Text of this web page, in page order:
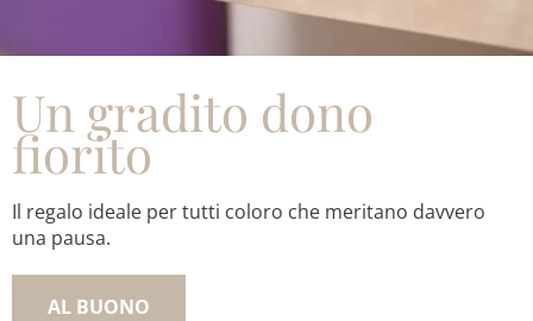
Un gradito dono
fiorito
Il regalo ideale per tutti coloro che meritano davvero
una pausa.
AL BUONO